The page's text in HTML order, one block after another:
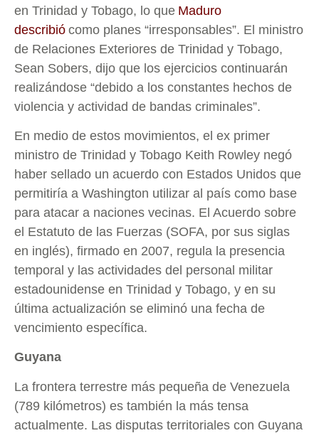
en Trinidad y Tobago, lo que Maduro
describió como planes “irresponsables”. El ministro
de Relaciones Exteriores de Trinidad y Tobago,
Sean Sobers, dijo que los ejercicios continuarán
realizándose “debido a los constantes hechos de
violencia y actividad de bandas criminales”.
En medio de estos movimientos, el ex primer
ministro de Trinidad y Tobago Keith Rowley negó
haber sellado un acuerdo con Estados Unidos que
permitiría a Washington utilizar al país como base
para atacar a naciones vecinas. El Acuerdo sobre
el Estatuto de las Fuerzas (SOFA, por sus siglas
en inglés), firmado en 2007, regula la presencia
temporal y las actividades del personal militar
estadounidense en Trinidad y Tobago, y en su
última actualización se eliminó una fecha de
vencimiento específica.
Guyana
La frontera terrestre más pequeña de Venezuela
(789 kilómetros) es también la más tensa
actualmente. Las disputas territoriales con Guyana